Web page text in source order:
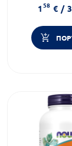
158 € /